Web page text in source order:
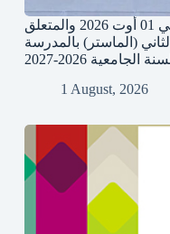
إعلان رقم 2026/001 المؤرخ في 01 أوت 2026 والمتعلق
(الماستر) بالمدرسة
2026-2027
1 August, 2026